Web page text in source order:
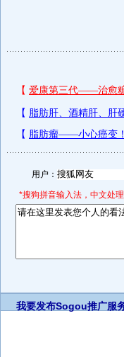
用户：
*搜狗拼音输入法，中文处
我要发布Sogou推广服